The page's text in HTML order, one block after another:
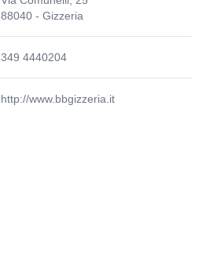
88040 - Gizzeria
349 4440204
http://www.bbgizzeria.it